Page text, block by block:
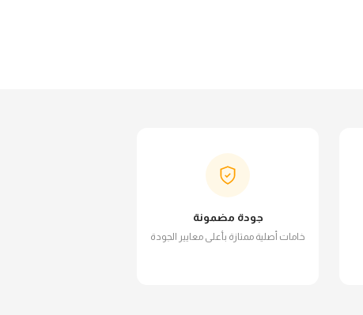
جودة مضمونة
خامات أصلية ممتازة بأعلى معايير الجودة